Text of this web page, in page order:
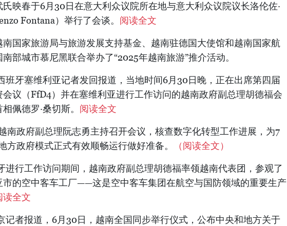
氏映春于6月30日在意大利众议院所在地与意大利众议院议长洛伦佐·
Fontana）举行了会谈。 阅读全文
南国家旅游局与旅游发展支持基金、越南驻德国大使馆和越南国家航
部城市慕尼黑联合举办了“2025年越南旅游”推介活动。
班牙塞维利亚记者发回报道，当地时间6月30日晚，正在出席第四届
会议（FfD4）并在塞维利亚进行工作访问的越南政府副总理胡德福会
佩德罗·桑切斯。 阅读全文
南政府副总理阮志勇主持召开会议，核查数字化转型工作进展，为7
方政府模式正式有效顺畅运行做好准备。
（阅读全文）
进行工作访问期间，越南政府副总理胡德福率领越南代表团，参观了
市的空中客车工厂——这是空中客车集团在航空与国防领域的重要生产
读全文
记者报道，6月30日，越南全国同步举行仪式，公布中央和地方关于